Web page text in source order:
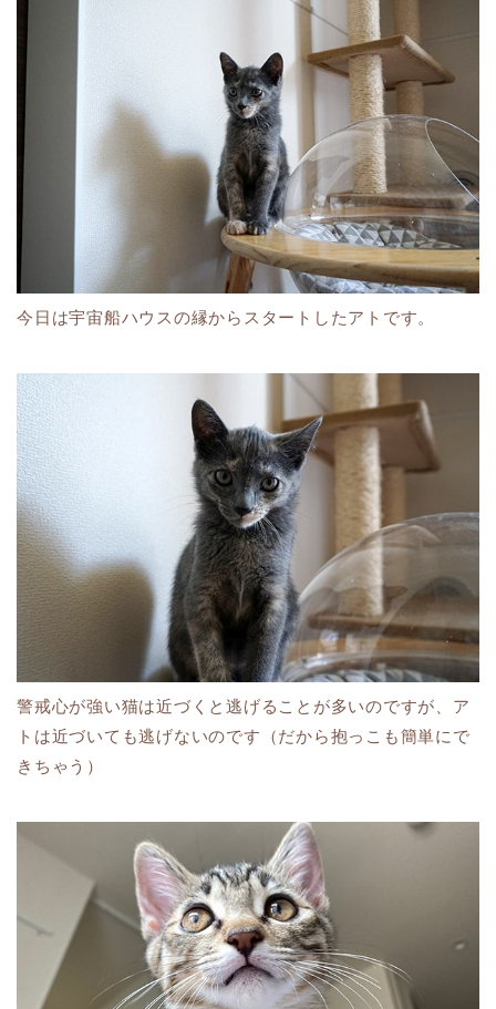
今日は宇宙船ハウスの縁からスタートしたアトです。
警戒心が強い猫は近づくと逃げることが多いのですが、ア
トは近づいても逃げないのです（だから抱っこも簡単にで
きちゃう）